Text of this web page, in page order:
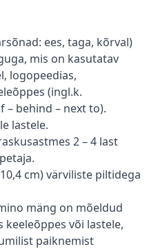
ees, taga, kõrval)
mis on kasutatav
logopeedias,
(ingl.k.
behind – next to).
lastele.
2 – 4 last
cm) värviliste piltidega
mäng on mõeldud
keeleõppes või lastele,
paiknemist